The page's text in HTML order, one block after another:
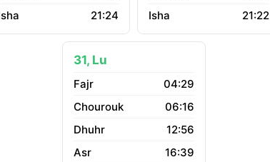
21:24
21:22
31, Lu
04:29
06:16
12:56
16:39